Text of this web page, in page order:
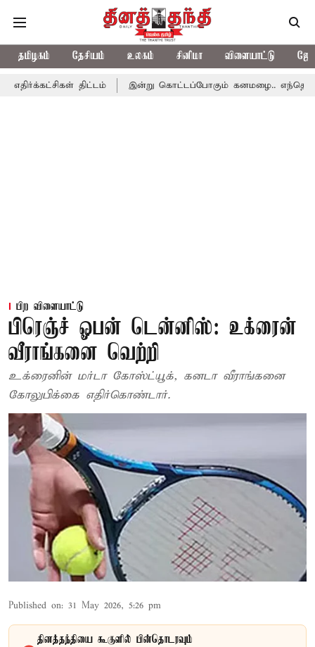
தமிழகம் தேசியம் உலகம் சினிமா விளையாட்டு
திட்டம் இன்று கொட்டப்போகும் கனமழை.. எந்தெந்த
பிற விளையாட்டு
பிரெஞ்ச் ஓபன் டென்னிஸ்: உக்ரைன்
வீராங்கனை வெற்றி
உக்ரைனின் மர்டா கோஸ்ட்யூக், கனடா வீராங்கனை
கோலுபிக்கை எதிர்கொண்டார்.
Published on: 31 May 2026, 5:26 pm
தினத்தந்தியை கூகுளில் பின்தொடரவும்